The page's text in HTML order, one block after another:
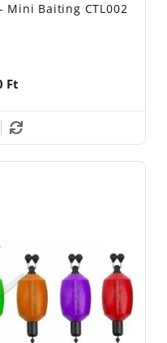
Mini Baiting CTL002
Ft